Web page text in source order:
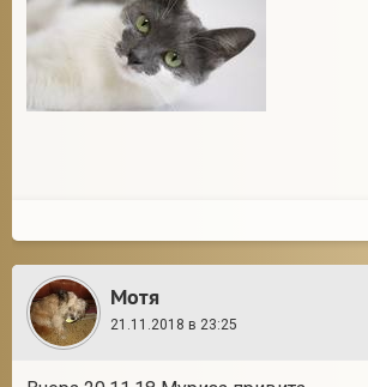
Мотя
21.11.2018 в 23:25